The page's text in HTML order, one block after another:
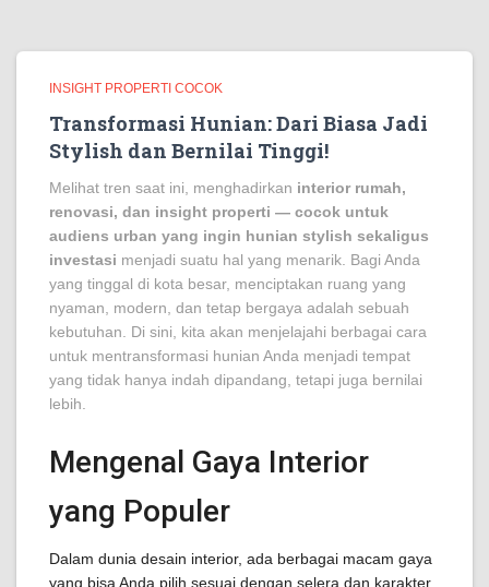
INSIGHT PROPERTI COCOK
Transformasi Hunian: Dari Biasa Jadi
Stylish dan Bernilai Tinggi!
Melihat tren saat ini, menghadirkan interior rumah,
renovasi, dan insight properti — cocok untuk
audiens urban yang ingin hunian stylish sekaligus
investasi menjadi suatu hal yang menarik. Bagi Anda
yang tinggal di kota besar, menciptakan ruang yang
nyaman, modern, dan tetap bergaya adalah sebuah
kebutuhan. Di sini, kita akan menjelajahi berbagai cara
untuk mentransformasi hunian Anda menjadi tempat
yang tidak hanya indah dipandang, tetapi juga bernilai
lebih.
Mengenal Gaya Interior
yang Populer
Dalam dunia desain interior, ada berbagai macam gaya
yang bisa Anda pilih sesuai dengan selera dan karakter